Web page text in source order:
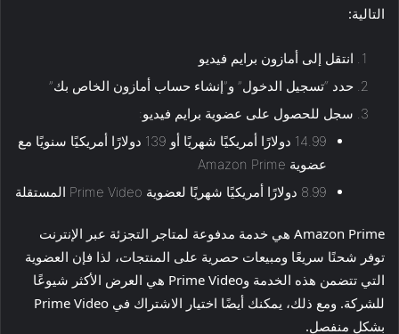
التالية:
انتقل إلى أمازون برايم فيديو
حدد “تسجيل الدخول” و”إنشاء حساب أمازون الخاص بك”
سجل للحصول على عضوية برايم فيديو:
14.99 دولارًا أمريكيًا شهريًا أو 139 دولارًا أمريكيًا سنويًا مع
عضوية Amazon Prime
8.99 دولارًا أمريكيًا شهريًا لعضوية Prime Video المستقلة
Amazon Prime هي خدمة مدفوعة لمتاجر التجزئة عبر الإنترنت
توفر شحنًا سريعًا ومبيعات حصرية على المنتجات، لذا فإن العضوية
التي تتضمن هذه الخدمة وPrime Video هي العرض الأكثر شيوعًا
للشركة. ومع ذلك، يمكنك أيضًا اختيار الاشتراك في Prime Video
بشكل منفصل.